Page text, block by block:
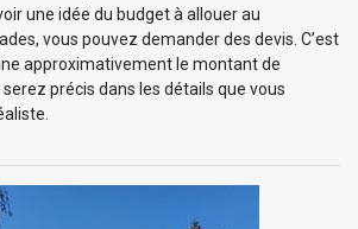
une idée du budget à allouer au
vous pouvez demander des devis. C’est
approximativement le montant de
serez précis dans les détails que vous